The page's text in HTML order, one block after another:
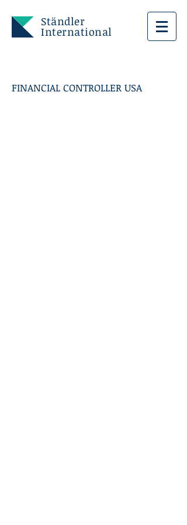
Ständler
International
FINANCIAL CONTROLLER USA